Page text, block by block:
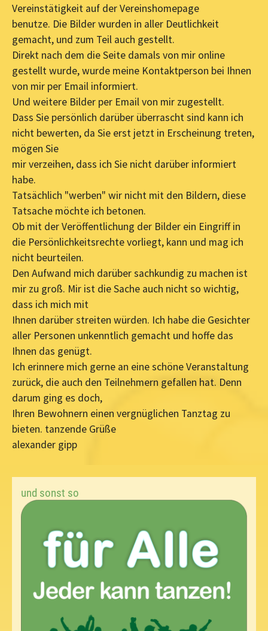
Vereinstätigkeit auf der Vereinshomepage
benutze. Die Bilder wurden in aller Deutlichkeit
gemacht, und zum Teil auch gestellt.
Direkt nach dem die Seite damals von mir online
gestellt wurde, wurde meine Kontaktperson bei Ihnen
von mir per Email informiert.
Und weitere Bilder per Email von mir zugestellt.
Dass Sie persönlich darüber überrascht sind kann ich
nicht bewerten, da Sie erst jetzt in Erscheinung treten,
mögen Sie
mir verzeihen, dass ich Sie nicht darüber informiert
habe.
Tatsächlich "werben" wir nicht mit den Bildern, diese
Tatsache möchte ich betonen.
Ob mit der Veröffentlichung der Bilder ein Eingriff in
die Persönlichkeitsrechte vorliegt, kann und mag ich
nicht beurteilen.
Den Aufwand mich darüber sachkundig zu machen ist
mir zu groß. Mir ist die Sache auch nicht so wichtig,
dass ich mich mit
Ihnen darüber streiten würden. Ich habe die Gesichter
aller Personen unkenntlich gemacht und hoffe das
Ihnen das genügt.
Ich erinnere mich gerne an eine schöne Veranstaltung
zurück, die auch den Teilnehmern gefallen hat. Denn
darum ging es doch,
Ihren Bewohnern einen vergnüglichen Tanztag zu
bieten. tanzende Grüße
alexander gipp
und sonst so